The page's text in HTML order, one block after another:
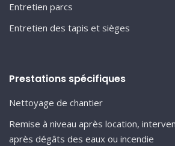
Entretien parcs
Entretien des tapis et sièges
Prestations spécifiques
Nettoyage de chantier
Remise à niveau après location,
après dégâts des eaux ou incendie